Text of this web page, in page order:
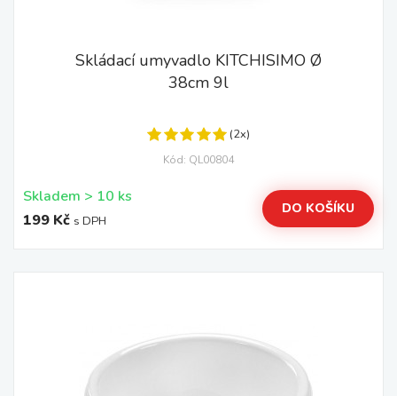
Skládací umyvadlo KITCHISIMO Ø
38cm 9l
(2x)
Kód: QL00804
Skladem > 10 ks
199 Kč s DPH
DO KOŠÍKU